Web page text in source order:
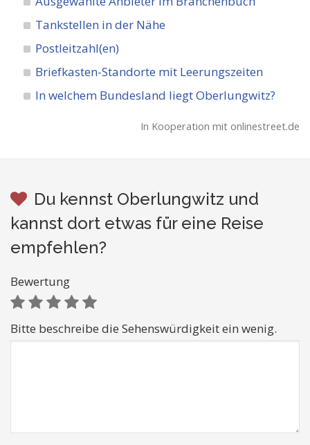
Tankstellen in der Nähe
Postleitzahl(en)
Briefkasten-Standorte mit Leerungszeiten
In welchem Bundesland liegt Oberlungwitz?
In Kooperation mit onlinestreet.de
Du kennst Oberlungwitz und
kannst dort etwas für eine Reise
empfehlen?
Bewertung
Bitte beschreibe die Sehenswürdigkeit ein wenig.